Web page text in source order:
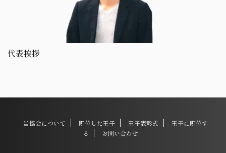
代表挨拶
当協会について 即位した王子 王子表彰式
王子に即位す
る
お問い合わせ